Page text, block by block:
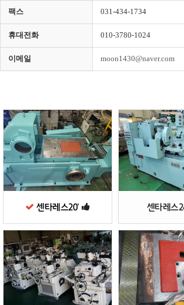
팩스 031-434-1734
휴대전화 010-3780-1024
이메일 moon1430@naver.com
센타레스20' 센타레스